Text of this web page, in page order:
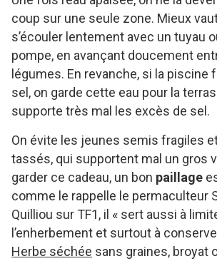
coup sur une seule zone. Mieux
s’écouler lentement avec un tuyau
pompe, en avançant doucement
légumes. En revanche, si la piscine
sel, on garde cette eau pour la
supporte très mal les excès de sel.
On évite les jeunes semis fragiles
tassés, qui supportent mal un gros
garder ce cadeau, un bon paillage
comme le rappelle le permaculteur
Quilliou sur TF1, il « sert aussi à
l’enherbement et surtout à
Herbe séchée sans graines, broyat